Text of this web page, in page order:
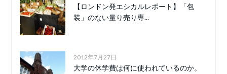
【ロンドン発エシカルレポート】「包
装」のない量り売り専...
2012年7月27日
大学の休学費は何に使われているのか。